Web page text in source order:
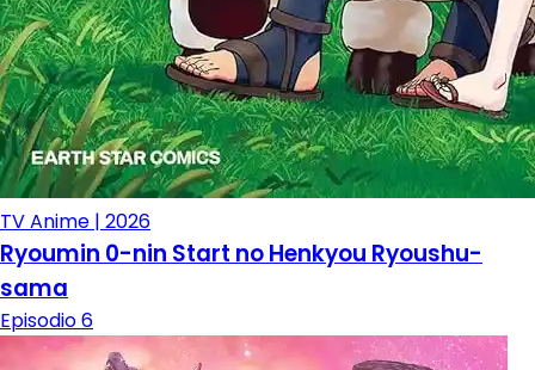
TV Anime | 2026
Ryoumin 0-nin Start no Henkyou Ryoushu-
sama
Episodio 6